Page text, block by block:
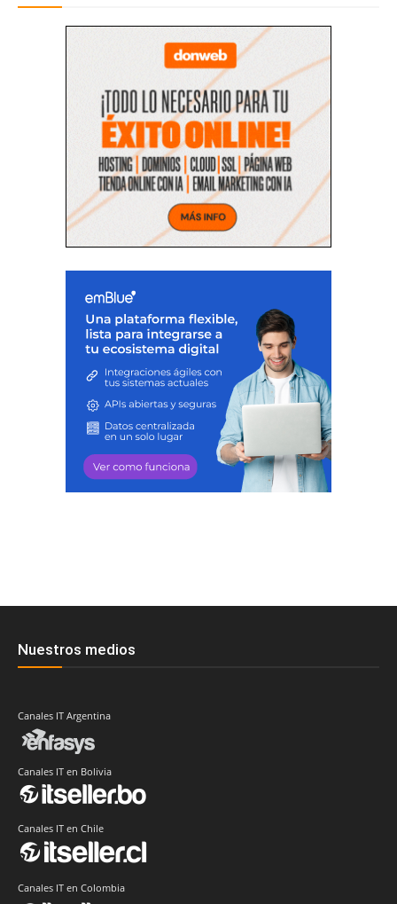
Nuestros medios
Canales IT Argentina
Canales IT en Bolivia
Canales IT en Chile
Canales IT en Colombia